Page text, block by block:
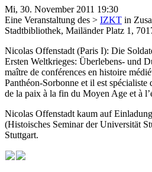
Mi, 30. November 2011 19:30
Eine Veranstaltung des > IZKT in
Stadtbibliothek, Mailänder Platz 1,
Nicolas Offenstadt (Paris I): Die
Ersten Weltkrieges: Überlebens- und
maître de conférences en histoire
Panthéon-Sorbonne et il est spécialiste
de la paix à la fin du Moyen Age et à
Nicolas Offenstadt kaum auf
(Histoisches Seminar der Universität
Stuttgart.